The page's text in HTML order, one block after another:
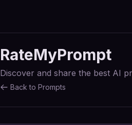
RateMyPrompt
Discover and share the best AI
Back to Prompts